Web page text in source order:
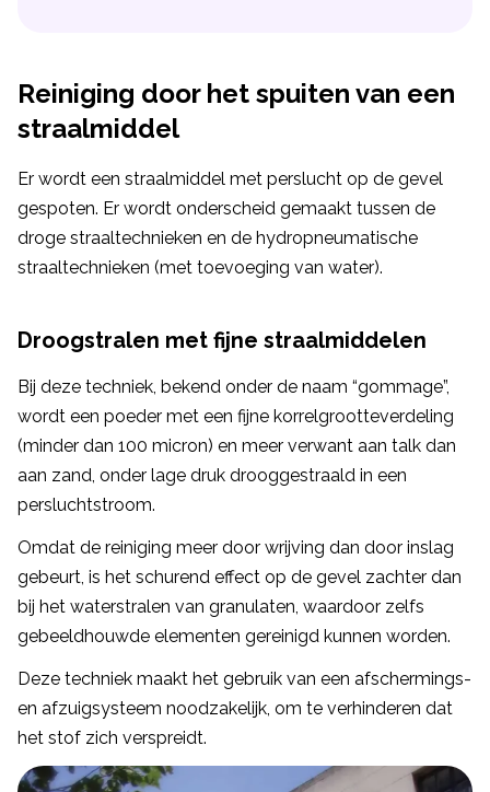
Reiniging door het spuiten van een
straalmiddel
Er wordt een straalmiddel met perslucht op de gevel
gespoten. Er wordt onderscheid gemaakt tussen de
droge straaltechnieken en de hydropneumatische
straaltechnieken (met toevoeging van water).
Droogstralen met fijne straalmiddelen
Bij deze techniek, bekend onder de naam “gommage”,
wordt een poeder met een fijne korrelgrootteverdeling
(minder dan 100 micron) en meer verwant aan talk dan
aan zand, onder lage druk drooggestraald in een
persluchtstroom.
Omdat de reiniging meer door wrijving dan door inslag
gebeurt, is het schurend effect op de gevel zachter dan
bij het waterstralen van granulaten, waardoor zelfs
gebeeldhouwde elementen gereinigd kunnen worden.
Deze techniek maakt het gebruik van een afschermings-
en afzuigsysteem noodzakelijk, om te verhinderen dat
het stof zich verspreidt.